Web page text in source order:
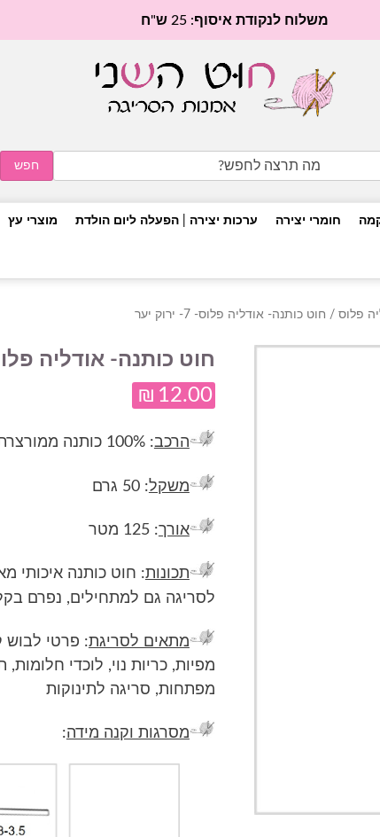
משלוח לנקודת איסוף: 25 ש"ח
חומרי יצירה ערכות יצירה | הפעלה ליום הולדת מוצרי עץ
פלוס / חוט כותנה- אודליה פלוס- 7- ירוק יער
חוט כותנה- אודליה פלוס- 7- ירוק
₪ 12.00
הרכב: 100% כותנה ממורצרת
משקל: 50 גרם
אורך: 125 מטר
תכונות: חוט כותנה איכותי
לסריגה גם למתחילים, נפרם
מתאים לסריגת: פרטי לבוש
מפיות, כריות נוי, לוכדי
מפתחות, סריגה לתינוקות
מסרגות וקנה מידה: